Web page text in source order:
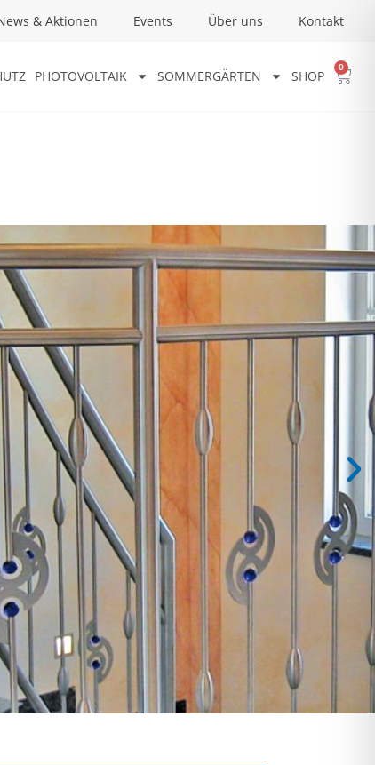
& Aktionen Events Über uns Kontakt
PHOTOVOLTAIK SOMMERGÄRTEN SHOP
0